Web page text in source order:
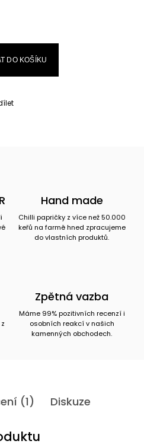
DO KOŠÍKU
Hand made
Chilli papričky z více než 50.000
keřů na farmě hned zpracujeme
do vlastních produktů.
Zpětná vazba
Máme 99% pozitivních recenzí i
osobních reakcí v našich
kamenných obchodech.
(1) Diskuze